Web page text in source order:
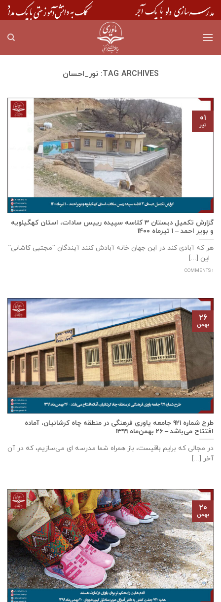
Skip
to
TAG ARCHIVES: نور_احسان
گزارش تکمیل دبستان ۳ کلاسه سپيده رييس سادات، استان كهگيلويه
و بوير احمد – ۱ تیرماه ۱۴۰۰
هر که آبادی کند در این جهان خانه آبادش کنند آیندگان “مجتبی کاشانی”
این [...]
1 COMMENTS
۰۱
تیر
طرح شماره ۹۲۱ جامعه ياوری فرهنگی در منطقه چاه کرشانیان، آماده
افتتاح می‌باشد – ۲۶ بهمن‌ماه ۱۳۹۹
در مجالی که برایم باقیست، باز همراه شما مدرسه ای می‌سازیم، که در آن
آخر [...]
۲۶
بهمن
۲۰
بهمن